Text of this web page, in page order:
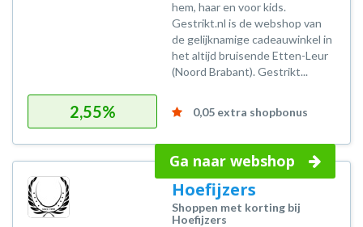
hem, haar en voor kids.
Gestrikt.nl is de webshop van
de gelijknamige cadeauwinkel in
het altijd bruisende Etten-Leur
(Noord Brabant). Gestrikt...
2,55% 0,05 extra shopbonus
Ga naar webshop
Hoefijzers
Shoppen met korting bij
Hoefijzers